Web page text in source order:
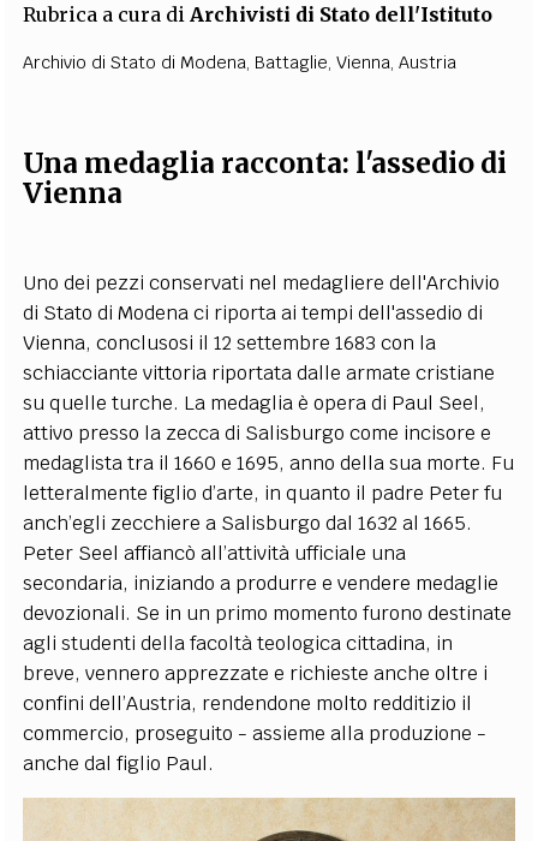
Rubrica a cura di Archivisti di Stato dell'Istituto
Archivio di Stato di Modena, Battaglie,Vienna,Austria
Una medaglia racconta: l'assedio di
Vienna
Uno dei pezzi conservati nel medagliere dell'Archivio
di Stato di Modena ci riporta ai tempi dell'assedio di
Vienna, conclusosi il 12 settembre 1683 con la
schiacciante vittoria riportata dalle armate cristiane
su quelle turche. La medaglia è opera di Paul Seel,
attivo presso la zecca di Salisburgo come incisore e
medaglista tra il 1660 e 1695, anno della sua morte. Fu
letteralmente figlio d’arte, in quanto il padre Peter fu
anch’egli zecchiere a Salisburgo dal 1632 al 1665.
Peter Seel affiancò all’attività ufficiale una
secondaria, iniziando a produrre e vendere medaglie
devozionali. Se in un primo momento furono destinate
agli studenti della facoltà teologica cittadina, in
breve, vennero apprezzate e richieste anche oltre i
confini dell’Austria, rendendone molto redditizio il
commercio, proseguito - assieme alla produzione -
anche dal figlio Paul.